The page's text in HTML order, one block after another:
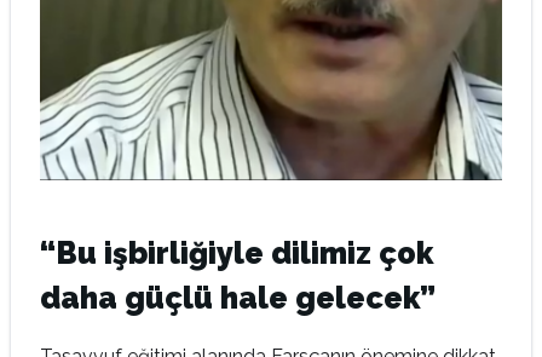
“Bu işbirliğiyle dilimiz çok
daha güçlü hale gelecek”